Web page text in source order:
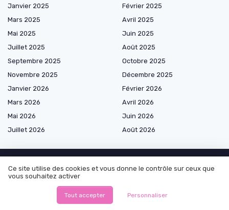
Janvier 2025
Février 2025
Mars 2025
Avril 2025
Mai 2025
Juin 2025
Juillet 2025
Août 2025
Septembre 2025
Octobre 2025
Novembre 2025
Décembre 2025
Janvier 2026
Février 2026
Mars 2026
Avril 2026
Mai 2026
Juin 2026
Juillet 2026
Août 2026
Les plus lus
Site leak onlyfans : tout ce que vous devez savoir
Ce site utilise des cookies et vous donne le contrôle sur ceux que
vous souhaitez activer
Tout accepter Personnaliser